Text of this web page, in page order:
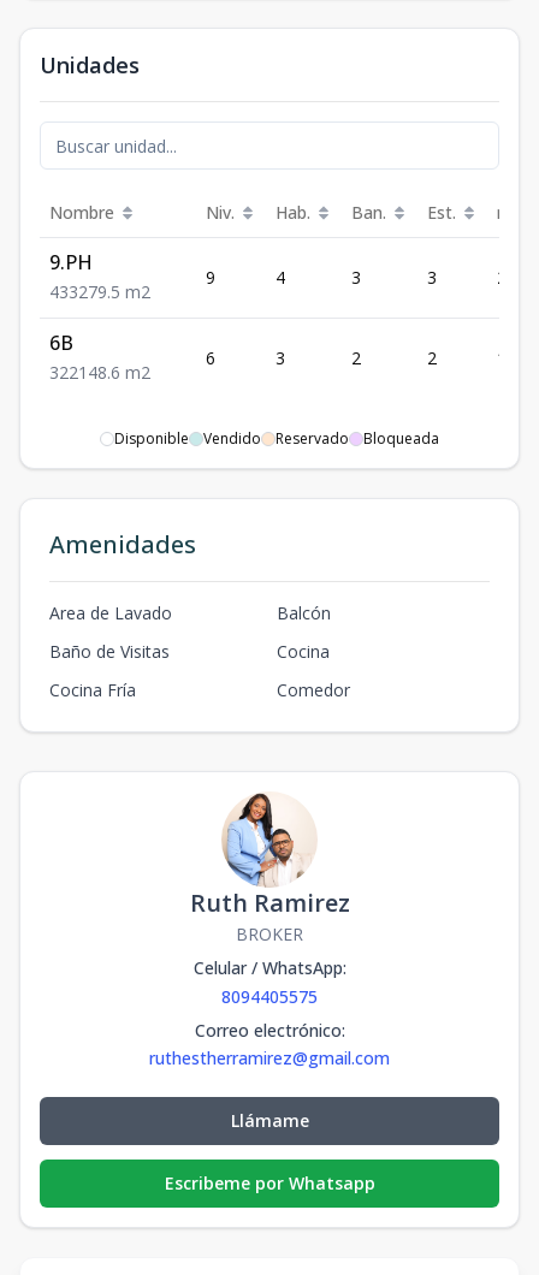
Unidades
Nombre Niv. Hab. Ban. Est. m²
9.PH
433279.5 m2
9 4 3 3 279.5
6B
322148.6 m2
6 3 2 2 148.6
Disponible Vendido Reservado Bloqueada
Amenidades
Area de Lavado
Balcón
Baño de Visitas
Cocina
Cocina Fría
Comedor
Ruth Ramirez
BROKER
Celular / WhatsApp:
8094405575
Correo electrónico:
ruthestherramirez@gmail.com
Llámame
Escribeme por Whatsapp